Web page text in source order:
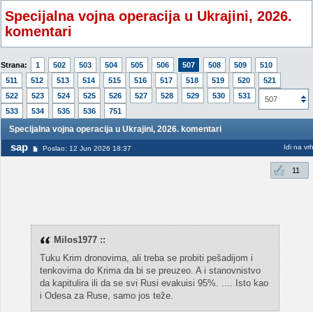
Specijalna vojna operacija u Ukrajini, 2026.
komentari
Strana: 1 502 503 504 505 506 507 508 509
510
511
512 513 514 515 516 517 518 519 520
521
522
523 524 525 526 527 528 529 530 531
532
533
534 535 536 751
507
Specijalna vojna operacija u Ukrajini, 2026. komentari
sap Poslao: 12 Jun 2026 18:37 Idi na vrh
11
Milos1977 ::
Tuku Krim dronovima, ali treba se probiti pešadijom i
tenkovima do Krima da bi se preuzeo. A i stanovnistvo
da kapitulira ili da se svi Rusi evakuisi 95%. .... Isto kao
i Odesa za Ruse, samo jos teže.